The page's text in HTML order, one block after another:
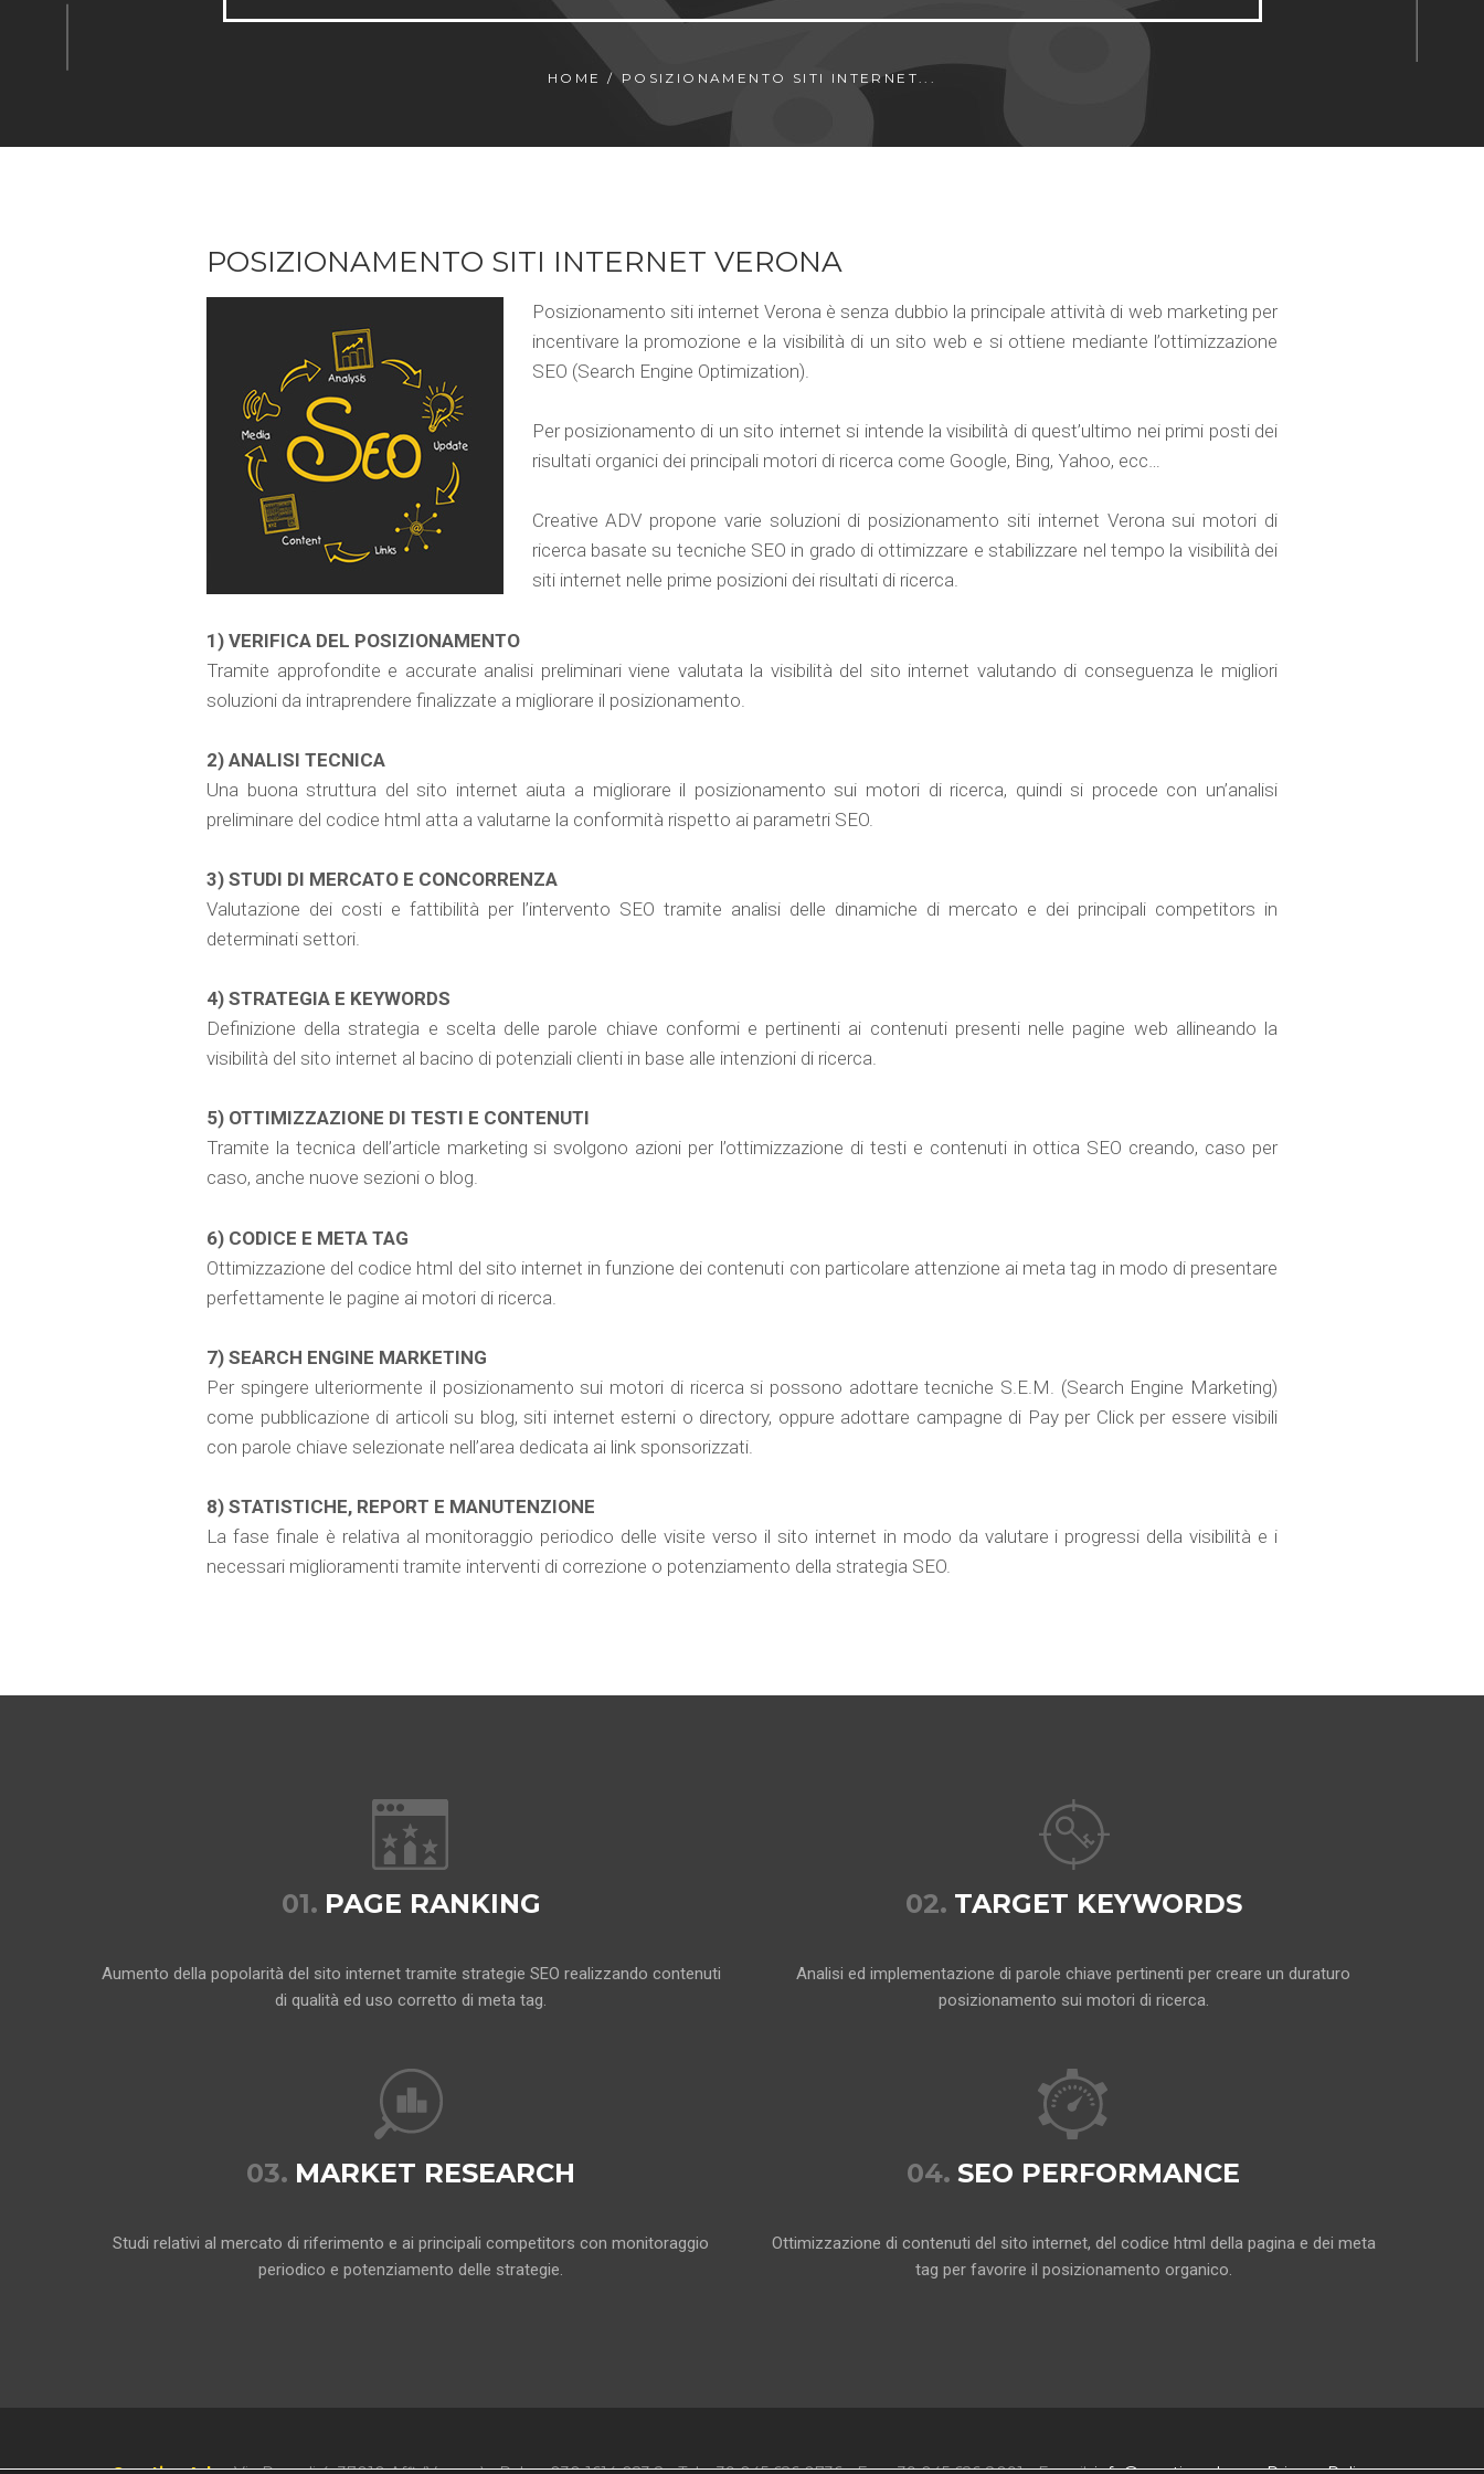
HOME / POSIZIONAMENTO SITI INTERNET...
VERONAPOSIZIONAMENTO SITI INTERNET VERONA
Posizionamento siti internet Verona è senza dubbio la principale attività di web marketing per
incentivare la promozione e la visibilità di un sito web e si ottiene mediante l’ottimizzazione
SEO (Search Engine Optimization).
Per posizionamento di un sito internet si intende la visibilità di quest’ultimo nei primi posti dei
risultati organici dei principali motori di ricerca come Google, Bing, Yahoo, ecc…
Creative ADV propone varie soluzioni di posizionamento siti internet Verona sui motori di
ricerca basate su tecniche SEO in grado di ottimizzare e stabilizzare nel tempo la visibilità dei
siti internet nelle prime posizioni dei risultati di ricerca.
1) VERIFICA DEL POSIZIONAMENTO
Tramite approfondite e accurate analisi preliminari viene valutata la visibilità del sito internet valutando di conseguenza le migliori
soluzioni da intraprendere finalizzate a migliorare il posizionamento.
2) ANALISI TECNICA
Una buona struttura del sito internet aiuta a migliorare il posizionamento sui motori di ricerca, quindi si procede con un’analisi
preliminare del codice html atta a valutarne la conformità rispetto ai parametri SEO.
3) STUDI DI MERCATO E CONCORRENZA
Valutazione dei costi e fattibilità per l’intervento SEO tramite analisi delle dinamiche di mercato e dei principali competitors in
determinati settori.
4) STRATEGIA E KEYWORDS
Definizione della strategia e scelta delle parole chiave conformi e pertinenti ai contenuti presenti nelle pagine web allineando la
visibilità del sito internet al bacino di potenziali clienti in base alle intenzioni di ricerca.
5) OTTIMIZZAZIONE DI TESTI E CONTENUTI
Tramite la tecnica dell’article marketing si svolgono azioni per l’ottimizzazione di testi e contenuti in ottica SEO creando, caso per
caso, anche nuove sezioni o blog.
6) CODICE E META TAG
Ottimizzazione del codice html del sito internet in funzione dei contenuti con particolare attenzione ai meta tag in modo di presentare
perfettamente le pagine ai motori di ricerca.
7) SEARCH ENGINE MARKETING
Per spingere ulteriormente il posizionamento sui motori di ricerca si possono adottare tecniche S.E.M. (Search Engine Marketing)
come pubblicazione di articoli su blog, siti internet esterni o directory, oppure adottare campagne di Pay per Click per essere visibili
con parole chiave selezionate nell’area dedicata ai link sponsorizzati.
8) STATISTICHE, REPORT E MANUTENZIONE
La fase finale è relativa al monitoraggio periodico delle visite verso il sito internet in modo da valutare i progressi della visibilità e i
necessari miglioramenti tramite interventi di correzione o potenziamento della strategia SEO.
01. PAGE RANKING
Aumento della popolarità del sito internet tramite strategie SEO realizzando contenuti
di qualità ed uso corretto di meta tag.
02. TARGET KEYWORDS
Analisi ed implementazione di parole chiave pertinenti per creare un duraturo
posizionamento sui motori di ricerca.
03. MARKET RESEARCH
Studi relativi al mercato di riferimento e ai principali competitors con monitoraggio
periodico e potenziamento delle strategie.
04. SEO PERFORMANCE
Ottimizzazione di contenuti del sito internet, del codice html della pagina e dei meta
tag per favorire il posizionamento organico.